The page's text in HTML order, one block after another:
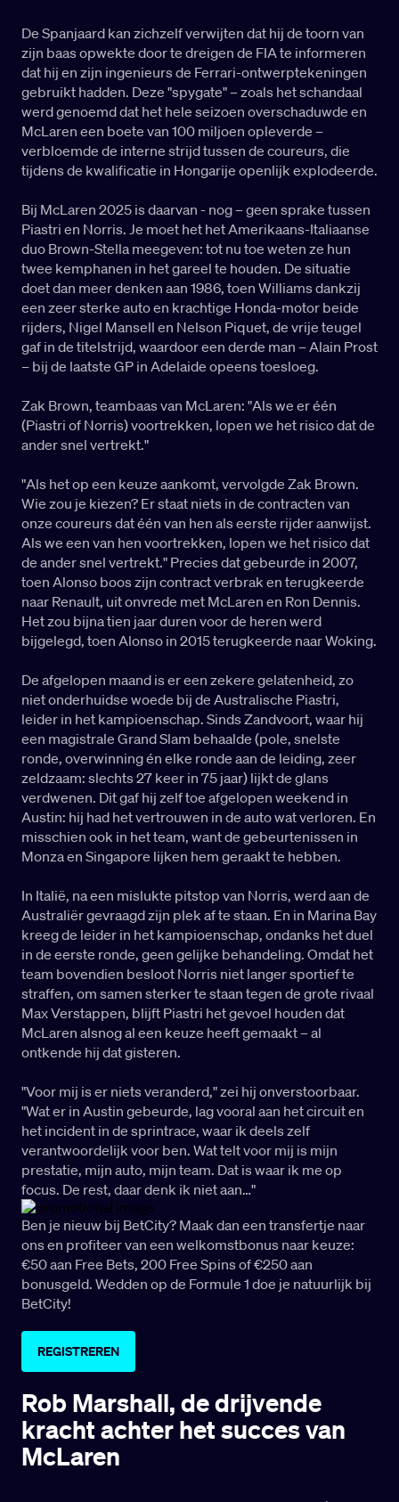
De Spanjaard kan zichzelf verwijten dat hij de toorn van
zijn baas opwekte door te dreigen de FIA te informeren
dat hij en zijn ingenieurs de Ferrari-ontwerptekeningen
gebruikt hadden. Deze "spygate" – zoals het schandaal
werd genoemd dat het hele seizoen overschaduwde en
McLaren een boete van 100 miljoen opleverde –
verbloemde de interne strijd tussen de coureurs, die
tijdens de kwalificatie in Hongarije openlijk explodeerde.
Bij McLaren 2025 is daarvan - nog – geen sprake tussen
Piastri en Norris. Je moet het het Amerikaans-Italiaanse
duo Brown-Stella meegeven: tot nu toe weten ze hun
twee kemphanen in het gareel te houden. De situatie
doet dan meer denken aan 1986, toen Williams dankzij
een zeer sterke auto en krachtige Honda-motor beide
rijders, Nigel Mansell en Nelson Piquet, de vrije teugel
gaf in de titelstrijd, waardoor een derde man – Alain Prost
– bij de laatste GP in Adelaide opeens toesloeg.
Zak Brown, teambaas van McLaren: "Als we er één
(Piastri of Norris) voortrekken, lopen we het risico dat de
ander snel vertrekt."
"Als het op een keuze aankomt, vervolgde Zak Brown.
Wie zou je kiezen? Er staat niets in de contracten van
onze coureurs dat één van hen als eerste rijder aanwijst.
Als we een van hen voortrekken, lopen we het risico dat
de ander snel vertrekt." Precies dat gebeurde in 2007,
toen Alonso boos zijn contract verbrak en terugkeerde
naar Renault, uit onvrede met McLaren en Ron Dennis.
Het zou bijna tien jaar duren voor de heren werd
bijgelegd, toen Alonso in 2015 terugkeerde naar Woking.
De afgelopen maand is er een zekere gelatenheid, zo
niet onderhuidse woede bij de Australische Piastri,
leider in het kampioenschap. Sinds Zandvoort, waar hij
een magistrale Grand Slam behaalde (pole, snelste
ronde, overwinning én elke ronde aan de leiding, zeer
zeldzaam: slechts 27 keer in 75 jaar) lijkt de glans
verdwenen. Dit gaf hij zelf toe afgelopen weekend in
Austin: hij had het vertrouwen in de auto wat verloren. En
misschien ook in het team, want de gebeurtenissen in
Monza en Singapore lijken hem geraakt te hebben.
In Italië, na een mislukte pitstop van Norris, werd aan de
Australiër gevraagd zijn plek af te staan. En in Marina Bay
kreeg de leider in het kampioenschap, ondanks het duel
in de eerste ronde, geen gelijke behandeling. Omdat het
team bovendien besloot Norris niet langer sportief te
straffen, om samen sterker te staan tegen de grote rivaal
Max Verstappen, blijft Piastri het gevoel houden dat
McLaren alsnog al een keuze heeft gemaakt – al
ontkende hij dat gisteren.
"Voor mij is er niets veranderd," zei hij onverstoorbaar.
"Wat er in Austin gebeurde, lag vooral aan het circuit en
het incident in de sprintrace, waar ik deels zelf
verantwoordelijk voor ben. Wat telt voor mij is mijn
prestatie, mijn auto, mijn team. Dat is waar ik me op
focus. De rest, daar denk ik niet aan…"
Ben je nieuw bij BetCity? Maak dan een transfertje naar
ons en profiteer van een welkomstbonus naar keuze:
€50 aan Free Bets, 200 Free Spins of €250 aan
bonusgeld. Wedden op de Formule 1 doe je natuurlijk bij
BetCity!
REGISTREREN
Rob Marshall, de drijvende
kracht achter het succes van
McLaren